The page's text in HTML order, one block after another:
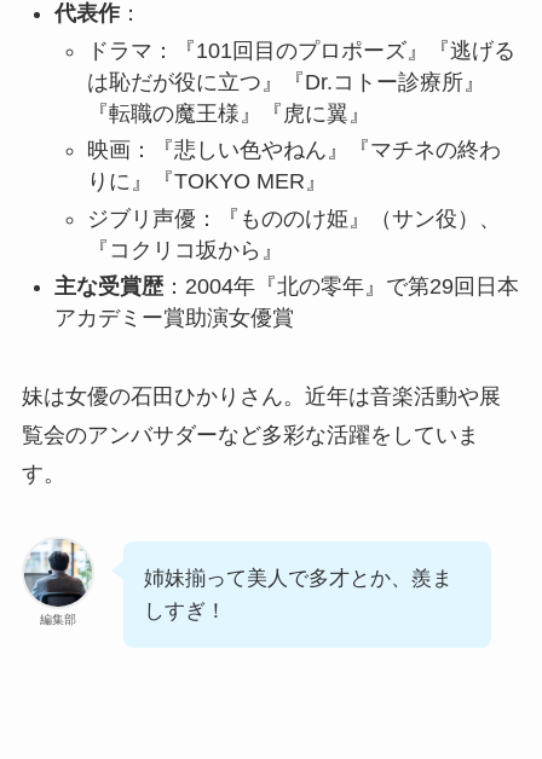
代表作：
ドラマ：『101回目のプロポーズ』『逃げる
は恥だが役に立つ』『Dr.コトー診療所』
『転職の魔王様』『虎に翼』
映画：『悲しい色やねん』『マチネの終わ
りに』『TOKYO MER』
ジブリ声優：『もののけ姫』（サン役）、
『コクリコ坂から』
主な受賞歴：2004年『北の零年』で第29回日本
アカデミー賞助演女優賞
妹は女優の石田ひかりさん。近年は音楽活動や展
覧会のアンバサダーなど多彩な活躍をしていま
す。
編集部
姉妹揃って美人で多才とか、羨ま
しすぎ！